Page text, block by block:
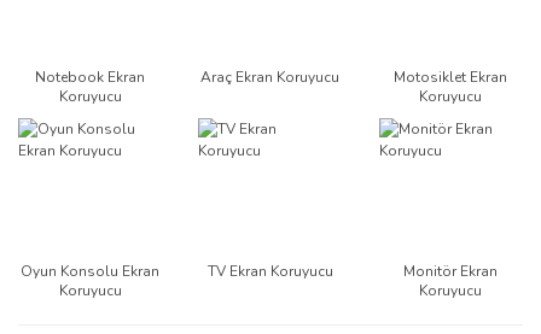
Notebook Ekran
Koruyucu
Araç Ekran Koruyucu
Motosiklet Ekran
Koruyucu
Oyun Konsolu Ekran
Koruyucu
TV Ekran Koruyucu
Monitör Ekran
Koruyucu